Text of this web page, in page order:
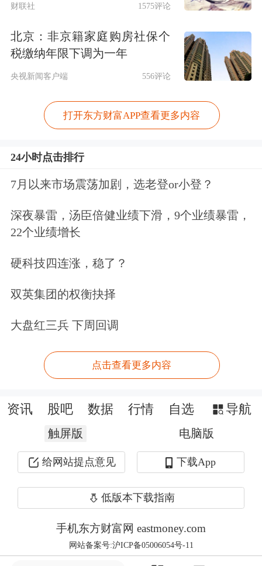
础。需求端，
全面开花，驱动了
存储芯片的市场需求快速提升。”
“根据此前的几轮存储行业周期，一般
储芯片开始出现价格上涨。这一轮的减
是AI浪潮下企业级存储芯片需求快速增
长。当下AI服务器的用途以推理为主，
相比此前的AI训练阶段，存储产品价值
占比更高。”肖博天表示。
存储行业是典型的周期性行业，存储芯
片接下来的价格走势被业内普遍看好。
进一步发展和落地，AI眼镜、智能汽
机器人等下游领域对存储芯片的需
求将持续旺盛，存储产品的单机搭载量
财联社 1575评论
北京：非京籍家庭购房社保个
税缴纳年限下调为一年
央视新闻客户端 556评论
打开东方财富APP查看更多内容
24小时点击排行
7月以来市场震荡加剧，选老登or小登？
深夜暴雷，汤臣倍健业绩下滑，9个业绩暴雷，
22个业绩增长
硬科技四连涨，稳了？
双英集团的权衡抉择
大盘红三兵 下周回调
点击查看更多内容
资讯 股吧 数据 行情 自选 导航
触屏版 电脑版
给网站提点意见 下载App
低版本下载指南
手机东方财富网 eastmoney.com
网站备案号:沪ICP备05006054号-11